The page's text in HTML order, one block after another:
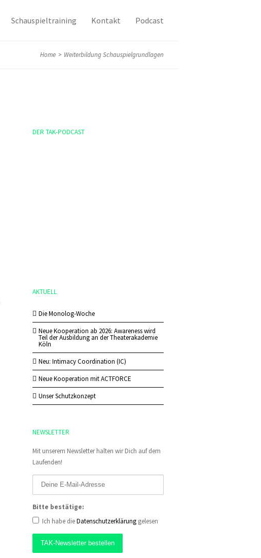
Schauspieltraining Kontakt Podcast
Home > Weiterbildung Schauspielgrundlagen
DER TAK-PODCAST
AKTUELL
Die Monolog-Woche
Neue Kooperation ab 2026: Awareness wird
Teil der Ausbildung an der Theaterakademie
Köln
Neu: Intimacy Coordination (IC)
Neue Kooperation mit ACTFORCE
Unser Schutzkonzept
NEWSLETTER
Mit unserem Newsletter halten wir Dich auf dem
Laufenden!
Bitte bestätige:
Ich habe dieDatenschutzerklärunggelesen